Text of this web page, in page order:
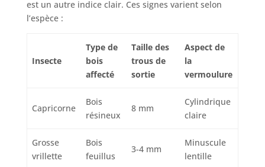
est un autre indice clair. Ces signes varient selon
l’espèce :
Insecte
Type de
bois
affecté
Taille des
trous de
sortie
Aspect de
la
vermoulure
Capricorne
Bois
résineux
8 mm
Cylindrique
claire
Grosse
vrillette
Bois
feuillus
3-4 mm
Minuscule
lentille